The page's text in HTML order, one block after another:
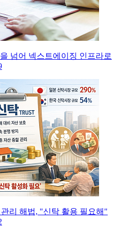
넘어 넥스트에이징 인프라로
리 해법, "신탁 활용 필요해"